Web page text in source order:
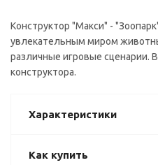
Конструктор "Макси" -
увлекательным миром
различные игровые сценарии.
конструктора.
Характеристики
Как купить